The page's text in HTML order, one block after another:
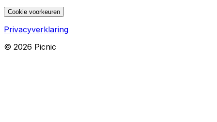
Cookie voorkeuren
Privacyverklaring
© 2026 Picnic